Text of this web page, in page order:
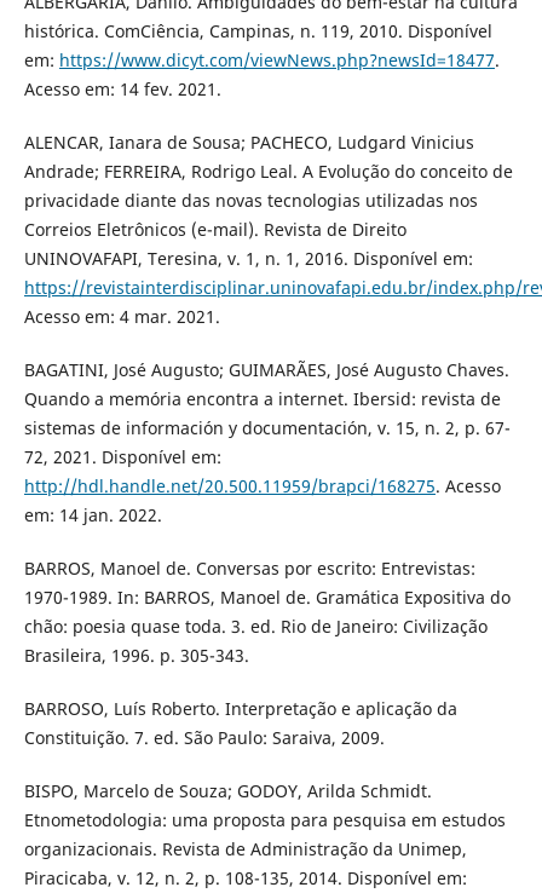
histórica. ComCiência, Campinas, n. 119, 2010. Disponível
em: https://www.dicyt.com/viewNews.php?newsId=18477.
Acesso em: 14 fev. 2021.
ALENCAR, Ianara de Sousa; PACHECO, Ludgard Vinicius
Andrade; FERREIRA, Rodrigo Leal. A Evolução do conceito de
privacidade diante das novas tecnologias utilizadas nos
Correios Eletrônicos (e-mail). Revista de Direito
UNINOVAFAPI, Teresina, v. 1, n. 1, 2016. Disponível em:
https://revistainterdisciplinar.uninovafapi.edu.br/index.php/
Acesso em: 4 mar. 2021.
BAGATINI, José Augusto; GUIMARÃES, José Augusto Chaves.
Quando a memória encontra a internet. Ibersid: revista de
sistemas de información y documentación, v. 15, n. 2, p. 67-
72, 2021. Disponível em:
http://hdl.handle.net/20.500.11959/brapci/168275. Acesso
em: 14 jan. 2022.
BARROS, Manoel de. Conversas por escrito: Entrevistas:
1970-1989. In: BARROS, Manoel de. Gramática Expositiva do
chão: poesia quase toda. 3. ed. Rio de Janeiro: Civilização
Brasileira, 1996. p. 305-343.
BARROSO, Luís Roberto. Interpretação e aplicação da
Constituição. 7. ed. São Paulo: Saraiva, 2009.
BISPO, Marcelo de Souza; GODOY, Arilda Schmidt.
Etnometodologia: uma proposta para pesquisa em estudos
organizacionais. Revista de Administração da Unimep,
Piracicaba, v. 12, n. 2, p. 108-135, 2014. Disponível em: